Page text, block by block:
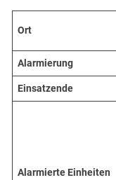
Ort
Alarmierung
Einsatzende
Alarmierte Einheiten